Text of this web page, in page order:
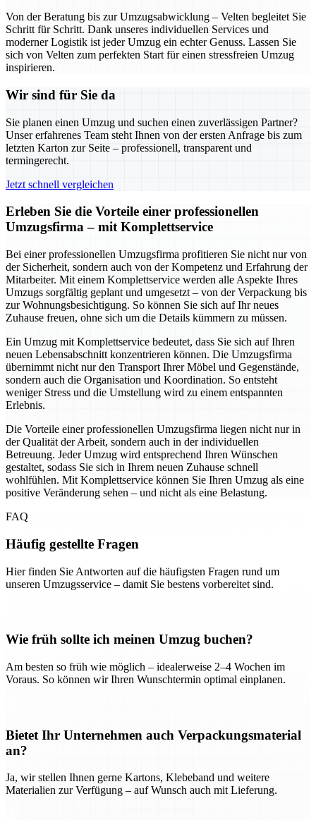
Von der Beratung bis zur Umzugsabwicklung – Velten begleitet Sie
Schritt für Schritt. Dank unseres individuellen Services und
moderner Logistik ist jeder Umzug ein echter Genuss. Lassen Sie
sich von Velten zum perfekten Start für einen stressfreien Umzug
inspirieren.
Wir sind für Sie da
Sie planen einen Umzug und suchen einen zuverlässigen Partner?
Unser erfahrenes Team steht Ihnen von der ersten Anfrage bis zum
letzten Karton zur Seite – professionell, transparent und
termingerecht.
Jetzt schnell vergleichen
Erleben Sie die Vorteile einer professionellen
Umzugsfirma – mit Komplettservice
Bei einer professionellen Umzugsfirma profitieren Sie nicht nur von
der Sicherheit, sondern auch von der Kompetenz und Erfahrung der
Mitarbeiter. Mit einem Komplettservice werden alle Aspekte Ihres
Umzugs sorgfältig geplant und umgesetzt – von der Verpackung bis
zur Wohnungsbesichtigung. So können Sie sich auf Ihr neues
Zuhause freuen, ohne sich um die Details kümmern zu müssen.
Ein Umzug mit Komplettservice bedeutet, dass Sie sich auf Ihren
neuen Lebensabschnitt konzentrieren können. Die Umzugsfirma
übernimmt nicht nur den Transport Ihrer Möbel und Gegenstände,
sondern auch die Organisation und Koordination. So entsteht
weniger Stress und die Umstellung wird zu einem entspannten
Erlebnis.
Die Vorteile einer professionellen Umzugsfirma liegen nicht nur in
der Qualität der Arbeit, sondern auch in der individuellen
Betreuung. Jeder Umzug wird entsprechend Ihren Wünschen
gestaltet, sodass Sie sich in Ihrem neuen Zuhause schnell
wohlfühlen. Mit Komplettservice können Sie Ihren Umzug als eine
positive Veränderung sehen – und nicht als eine Belastung.
FAQ
Häufig gestellte Fragen
Hier finden Sie Antworten auf die häufigsten Fragen rund um
unseren Umzugsservice – damit Sie bestens vorbereitet sind.
Wie früh sollte ich meinen Umzug buchen?
Am besten so früh wie möglich – idealerweise 2–4 Wochen im
Voraus. So können wir Ihren Wunschtermin optimal einplanen.
Bietet Ihr Unternehmen auch Verpackungsmaterial
an?
Ja, wir stellen Ihnen gerne Kartons, Klebeband und weitere
Materialien zur Verfügung – auf Wunsch auch mit Lieferung.